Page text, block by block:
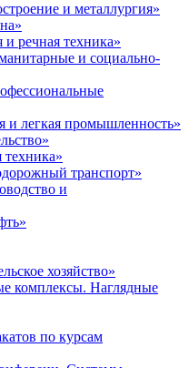
и металлургия»
речная техника»
и социально-
и легкая промышленность»
транспорт»
и
хозяйство»
комплексы. Наглядные
по курсам